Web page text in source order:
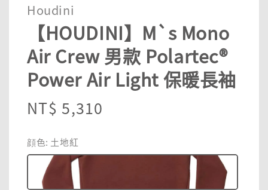
Houdini
【HOUDINI】M`s Mono
Air Crew 男款 Polartec®
Power Air Light 保暖長袖
Regular
NT$ 5,310
顔色: 土地紅